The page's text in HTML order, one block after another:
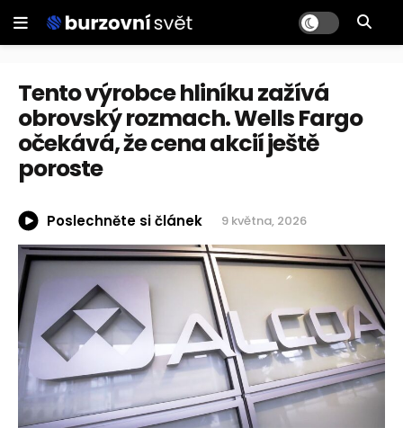
Tento výrobce hliníku zažívá
obrovský rozmach. Wells Fargo
očekává, že cena akcií ještě
poroste
Poslechněte si článek 9 května, 2026